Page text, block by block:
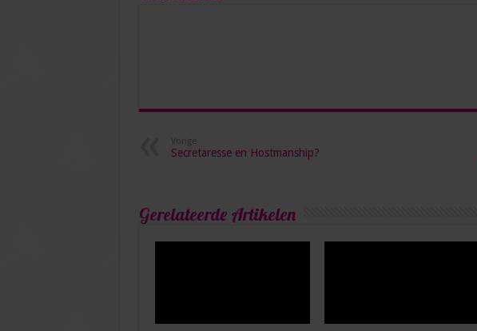
Vorige
Secretaresse en Hostmanship?
Gerelateerde Artikelen